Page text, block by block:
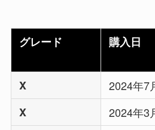
グレード 購入日
X
2024年7
X
2024年3